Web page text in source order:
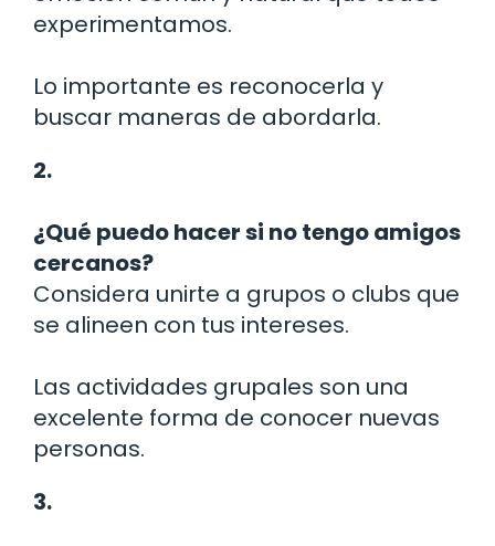
experimentamos.
Lo importante es reconocerla y
buscar maneras de abordarla.
2.
¿Qué puedo hacer si no tengo amigos
cercanos?
Considera unirte a grupos o clubs que
se alineen con tus intereses.
Las actividades grupales son una
excelente forma de conocer nuevas
personas.
3.